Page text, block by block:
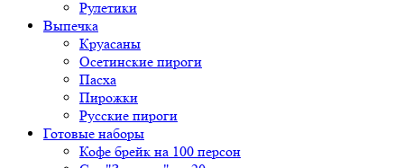
Рулетики
Выпечка
Круасаны
Осетинские пироги
Пасха
Пирожки
Русские пироги
Готовые наборы
Кофе брейк на 100 персон